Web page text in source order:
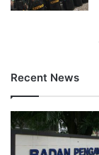
Recent News